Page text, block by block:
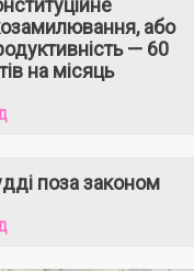
або
— 60
на місяць
поза законом